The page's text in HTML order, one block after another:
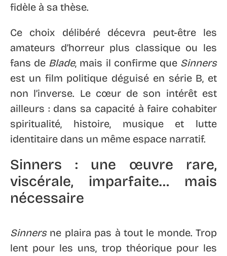
fidèle à sa thèse.
Ce choix délibéré décevra peut-être les
amateurs d’horreur plus classique ou les
fans de Blade, mais il confirme que Sinners
est un film politique déguisé en série B, et
non l’inverse. Le cœur de son intérêt est
ailleurs : dans sa capacité à faire cohabiter
spiritualité, histoire, musique et lutte
identitaire dans un même espace narratif.
Sinners : une œuvre rare,
viscérale, imparfaite… mais
nécessaire
Sinnersne plaira pas à tout le monde. Trop
lent pour les uns, trop théorique pour les